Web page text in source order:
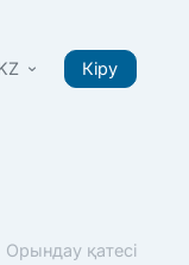
Кіру
Орындау қатесі